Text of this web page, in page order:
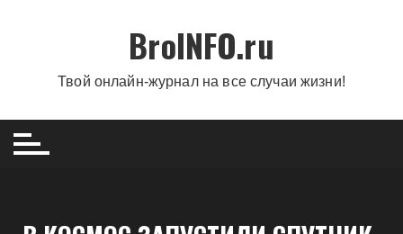
BroINFO.ru
Твой онлайн-журнал на все случаи жизни!